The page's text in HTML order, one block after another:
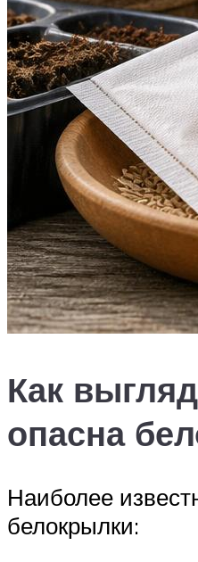
Как
опасна
Наиболее
белокрылки: